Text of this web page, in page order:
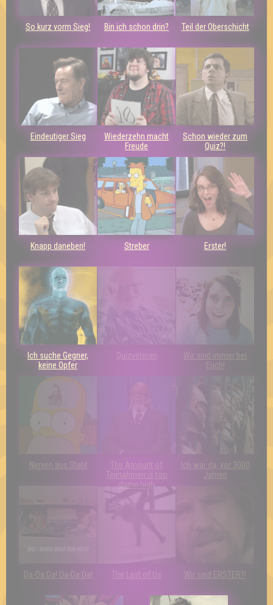
So kurz vorm Sieg! Bin ich schon drin? Teil der Oberschicht
Eindeutiger Sieg
Wiederzehn macht
Freude
Schon wieder zum
Quiz?!
Knapp daneben! Streber Erster!
Ich suche Gegner,
keine Opfer
Quizveteran
Wir sind immer bei
Euch!
Nerven aus Stahl
The Amount of
Teilnahmen is too
damn high
Ich war da, vor 3000
Jahren
Da-Da Da! Da-Da Da! The Last of Us Wir sind ERSTER?!